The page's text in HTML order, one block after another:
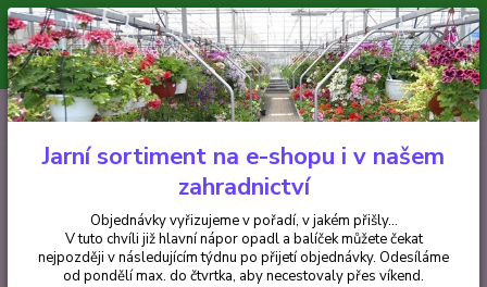
Minimální hodnota pro odeslání z e-shopu je 300 Kč.
V tuto chvíli již hlavní nápor objednávek opadl a balíček můžete čekat
nejpozději v následujícím týdnu po přijetí objednávky. Objednávky
vyřizujeme v pořadí, v jakém přišly...
CZK
Hledat
+420 602 223 614 0ks
za0 Kč
Jarní sortiment na e-shopu i v našem
zahradnictví
Objednávky vyřizujeme v pořadí, v jakém přišly...
V tuto chvíli již hlavní nápor opadl a balíček můžete čekat
nejpozději v následujícím týdnu po přijetí objednávky. Odesíláme
od pondělí max. do čtvrtka, aby necestovaly přes víkend.